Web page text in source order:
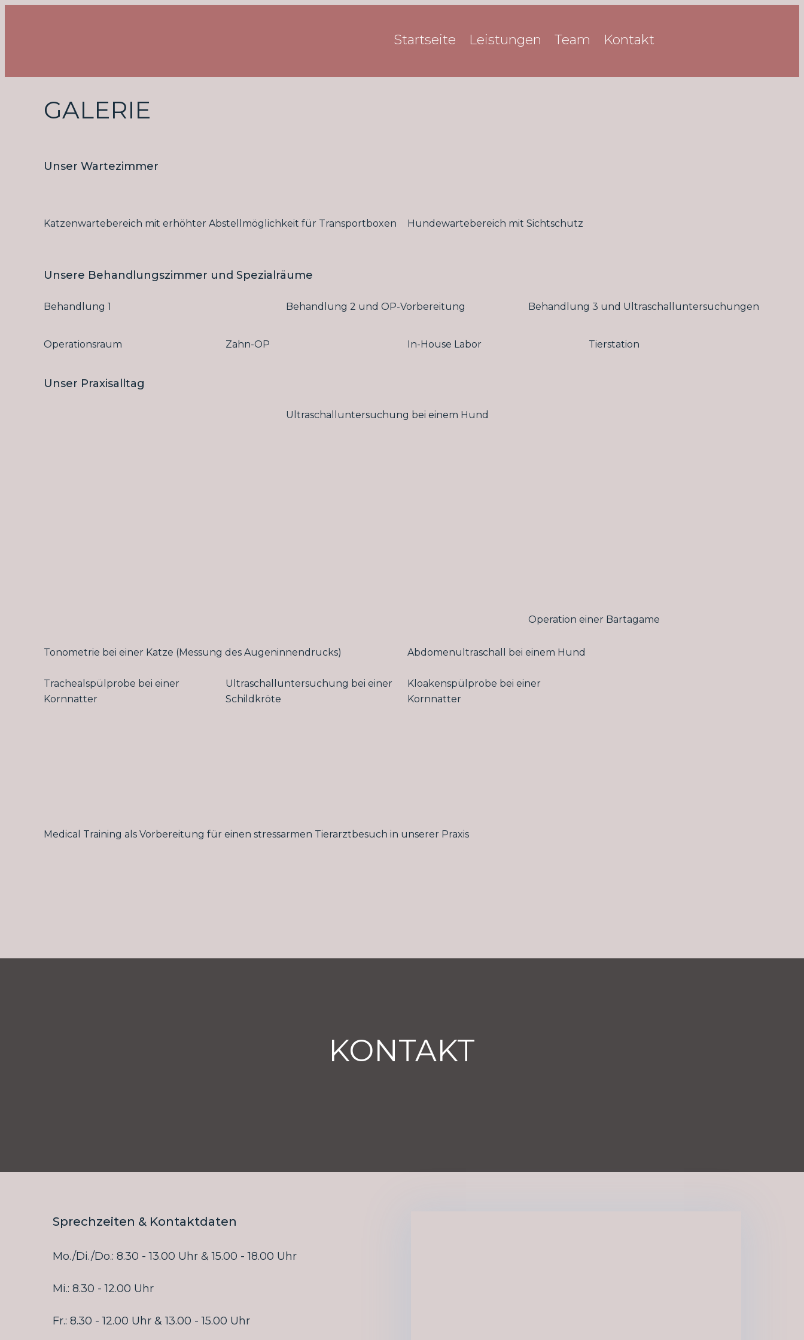
Startseite Leistungen Team Kontakt
GALERIE
Unser Wartezimmer
Katzenwartebereich mit erhöhter Abstellmöglichkeit für Transportboxen Hundewartebereich mit Sichtschutz
Unsere Behandlungszimmer und Spezialräume
Behandlung 1 Behandlung 2 und OP-Vorbereitung Behandlung 3 und Ultraschalluntersuchungen
Operationsraum Zahn-OP In-House Labor Tierstation
Unser Praxisalltag
Ultraschalluntersuchung bei einem Hund
Operation einer Bartagame
Tonometrie bei einer Katze (Messung des Augeninnendrucks) Abdomenultraschall bei einem Hund
Trachealspülprobe bei einer
Kornnatter
Ultraschalluntersuchung bei einer
Schildkröte
Kloakenspülprobe bei einer
Kornnatter
Medical Training als Vorbereitung für einen stressarmen Tierarztbesuch in unserer Praxis
KONTAKT
Sprechzeiten & Kontaktdaten
Mo./Di./Do.: 8.30 - 13.00 Uhr & 15.00 - 18.00 Uhr
Mi.: 8.30 - 12.00 Uhr
Fr.: 8.30 - 12.00 Uhr & 13.00 - 15.00 Uhr